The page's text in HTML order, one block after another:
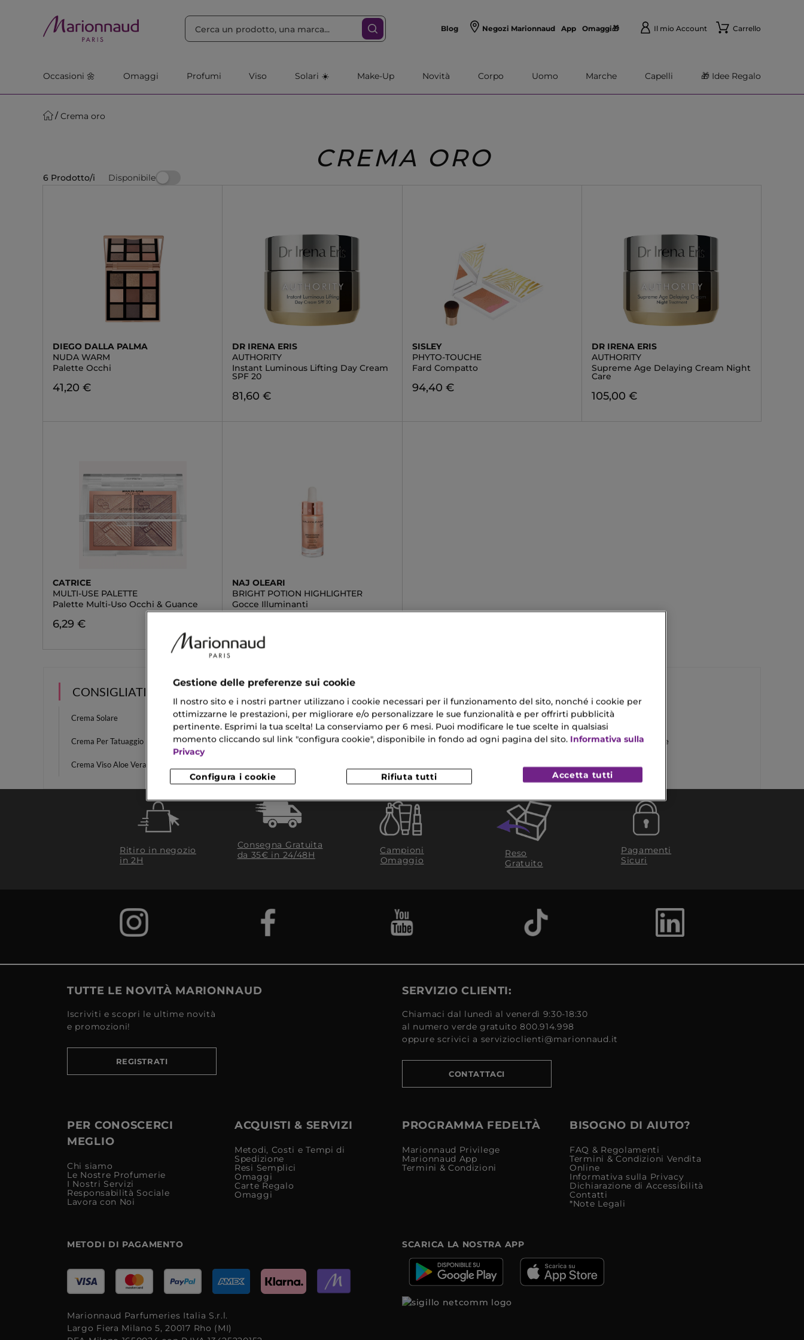
Blog Negozi Marionnaud App Omaggi🎁 Il mio Account Carrello
Occasioni 🌼 Omaggi Profumi Viso Solari ☀️ Make-Up Novità Corpo Uomo Marche Capelli 🎁 Idee Regalo
Crema oro
CREMA ORO
6 Prodotto/i Disponibile
DIEGO DALLA PALMA
NUDA WARM
Palette Occhi
41,20 €
DR IRENA ERIS
AUTHORITY
Instant Luminous Lifting Day Cream
SPF 20
81,60 €
SISLEY
PHYTO-TOUCHE
Fard Compatto
94,40 €
DR IRENA ERIS
AUTHORITY
Supreme Age Delaying Cream Night
Care
105,00 €
CATRICE
MULTI-USE PALETTE
Palette Multi-Uso Occhi & Guance
6,29 €
NAJ OLEARI
BRIGHT POTION HIGHLIGHTER
Gocce Illuminanti
CONSIGLIATI PER TE
Crema Solare Crema Per Cicatrici Crema Alla Calendula Gioielli Oro
Crema Per Tatuaggio Crema Idratante A Base Di Acqua Chanel Bleu Fondotinta E Correttore
Crema Viso Aloe Vera
Ritiro in negozio
in 2H
Consegna Gratuita
da 35€​ in 24/48H
Campioni
Omaggio
Reso
Gratuito
Pagamenti
Sicuri
TUTTE LE NOVITÀ MARIONNAUD
Iscriviti e scopri le ultime novità
e promozioni!
REGISTRATI
SERVIZIO CLIENTI:
Chiamaci dal lunedì al venerdì 9:30-18:30
al numero verde gratuito 800.914.998
oppure scrivici a servizioclienti@marionnaud.it
CONTATTACI
PER CONOSCERCI
MEGLIO
Chi siamo
Le Nostre Profumerie
I Nostri Servizi
Responsabilità Sociale
Lavora con Noi
ACQUISTI & SERVIZI
Metodi, Costi e Tempi di
Spedizione
Resi Semplici
Omaggi
Carte Regalo
Omaggi
PROGRAMMA FEDELTÀ
Marionnaud Privilege
Marionnaud App
Termini & Condizioni
BISOGNO DI AIUTO?
FAQ & Regolamenti
Termini & Condizioni Vendita
Online
Informativa sulla Privacy
Dichiarazione di Accessibilità
Contatti
*Note Legali
METODI DI PAGAMENTO
Marionnaud Parfumeries Italia S.r.l.
Largo Fiera Milano 5, 20017 Rho (MI)
SCARICA LA NOSTRA APP
Gestione delle preferenze sui cookie
Il nostro sito e i nostri partner utilizzano i cookie necessari per il funzionamento del sito, nonché i cookie per
ottimizzarne le prestazioni, per migliorare e/o personalizzare le sue funzionalità e per offrirti pubblicità
pertinente. Esprimi la tua scelta! La conserviamo per 6 mesi. Puoi modificare le tue scelte in qualsiasi
momento cliccando sul link "configura cookie", disponibile in fondo ad ogni pagina del sito. Informativa sulla
Privacy
Configura i cookie Rifiuta tutti Accetta tutti